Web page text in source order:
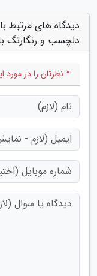
دیدگاه های مرتبط
دلچسب و رنگارنگ
* نظرتان را در مورد